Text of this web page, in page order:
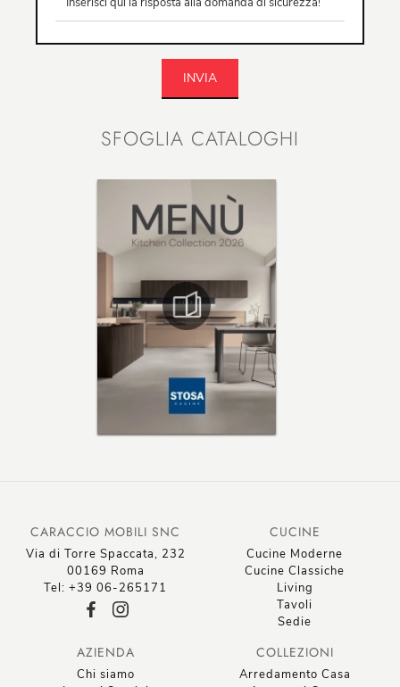
SFOGLIA CATALOGHI
INVIA
CARACCIO MOBILI SNC
Via di Torre Spaccata, 232
00169 Roma
Tel: +39 06-265171
CUCINE
Cucine Moderne
Cucine Classiche
Living
Tavoli
Sedie
AZIENDA
Chi siamo
COLLEZIONI
Arredamento Casa